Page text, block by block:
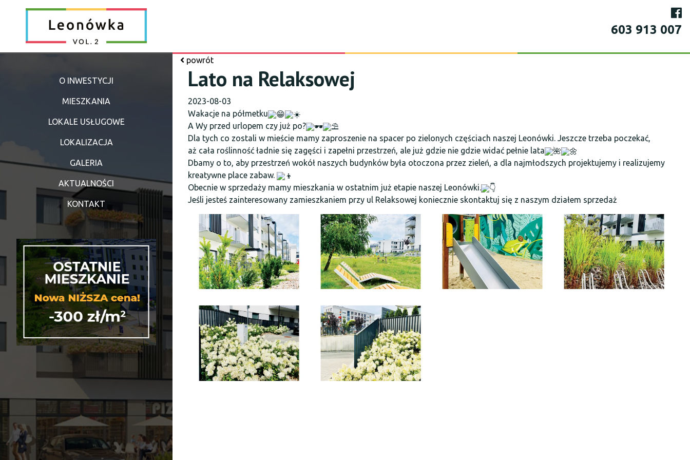
603 913 007
O INWESTYCJI
MIESZKANIA
LOKALE USŁUGOWE
LOKALIZACJA
GALERIA
AKTUALNOŚCI
KONTAKT
powrót
Lato na Relaksowej
2023-08-03
Wakacje na półmetku
A Wy przed urlopem czy już po?
Dla tych co zostali w mieście mamy zaproszenie na spacer po zielonych częściach naszej Leonówki. Jeszcze trzeba poczekać,
aż cała roślinność ładnie się zagęści i zapełni przestrzeń, ale już gdzie nie gdzie widać pełnie lata
Dbamy o to, aby przestrzeń wokół naszych budynków była otoczona przez zieleń, a dla najmłodszych projektujemy i realizujemy
kreatywne place zabaw.
Obecnie w sprzedaży mamy mieszkania w ostatnim już etapie naszej Leonówki.
Jeśli jesteś zainteresowany zamieszkaniem przy ul Relaksowej koniecznie skontaktuj się z naszym działem sprzedaż